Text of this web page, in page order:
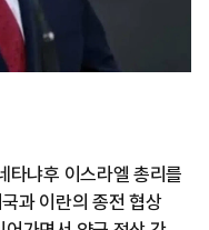
타냐후 이스라엘 총리를
과 이란의 종전 협상